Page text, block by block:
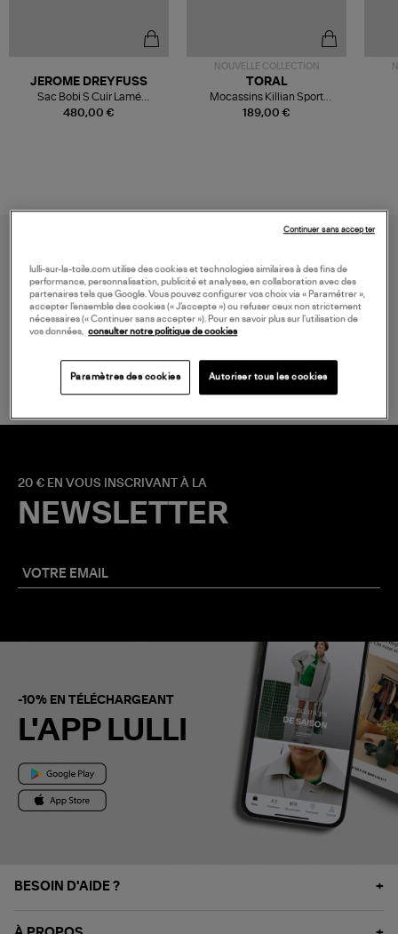
480,00 €
JEROME DREYFUSS
Sac Bobi S Cuir Lamé
Champagne
NOUVELLE COLLECTION
189,00 €
TORAL
Mocassins Killian Sport
Mousse
LIVRAISON GRATUITE
20 € EN VOUS INSCRIVANT À LA
NEWSLETTER
-10% EN TÉLÉCHARGEANT
L'APP LULLI
BESOIN D'AIDE ?
lulli-sur-la-toile.com utilise des cookies et technologies similaires à des fins de
performance, personnalisation, publicité et analyses, en collaboration avec des
partenaires tels que Google. Vous pouvez configurer vos choix via « Paramétrer »,
accepter l’ensemble des cookies (« J’accepte ») ou refuser ceux non strictement
nécessaires (« Continuer sans accepter »). Pour en savoir plus sur l’utilisation de
vos données,
consulter notre politique de cookies
Paramètres des cookies Autoriser tous les cookies
Continuer sans accepter